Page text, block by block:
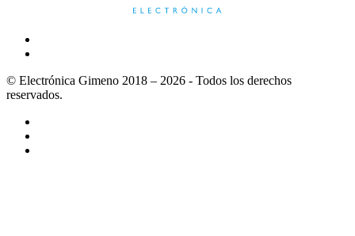
© Electrónica Gimeno 2018 – 2026 - Todos los derechos
reservados.